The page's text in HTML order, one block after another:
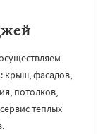
крыш, фасадов,
потолков,
теплых